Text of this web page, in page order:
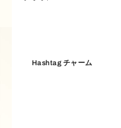
アクセサリー
名刺入れ & カードケース
Hashtag チャーム